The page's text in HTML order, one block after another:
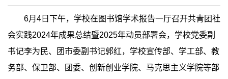
6月4日下午，学校在图书馆学术报告一厅召开共青团社
会实践2024年成果总结暨2025年动员部署会，学校党委副
书记李为民、团市委副书记郭红，学校宣传部、学工部、教
务部、保卫部、团委、创新创业学院、马克思主义学院等部